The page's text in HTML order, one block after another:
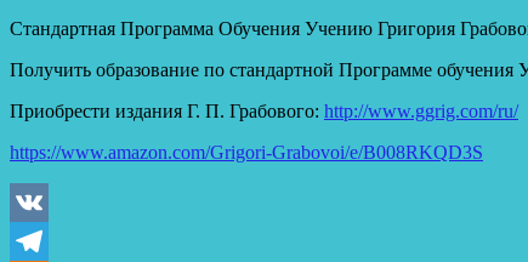
Стандартная Программа Обучения Учению Григория
Получить образование по стандартной Программе обучения
Приобрести издания Г. П. Грабового: http://www.ggrig.com/ru/
https://www.amazon.com/Grigori-Grabovoi/e/B008RKQD3S
VK